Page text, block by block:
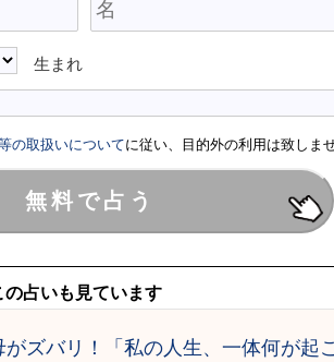
生まれ
の取扱いについてに従い、目的外の利用は致しま
占いも見ています
がズバリ！「私の人生、一体何が起